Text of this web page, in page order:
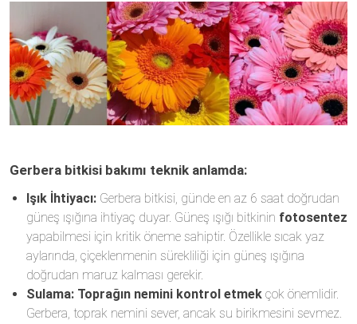
Gerbera bitkisi bakımı teknik anlamda:
Işık İhtiyacı:Gerbera bitkisi, günde en az 6 saat doğrudan
güneş ışığına ihtiyaç duyar. Güneş ışığı bitkinin fotosentez
yapabilmesi için kritik öneme sahiptir. Özellikle sıcak yaz
aylarında, çiçeklenmenin sürekliliği için güneş ışığına
doğrudan maruz kalması gerekir.
Sulama: Toprağın nemini kontrol etmekçok önemlidir.
Gerbera, toprak nemini sever, ancak su birikmesini sevmez.